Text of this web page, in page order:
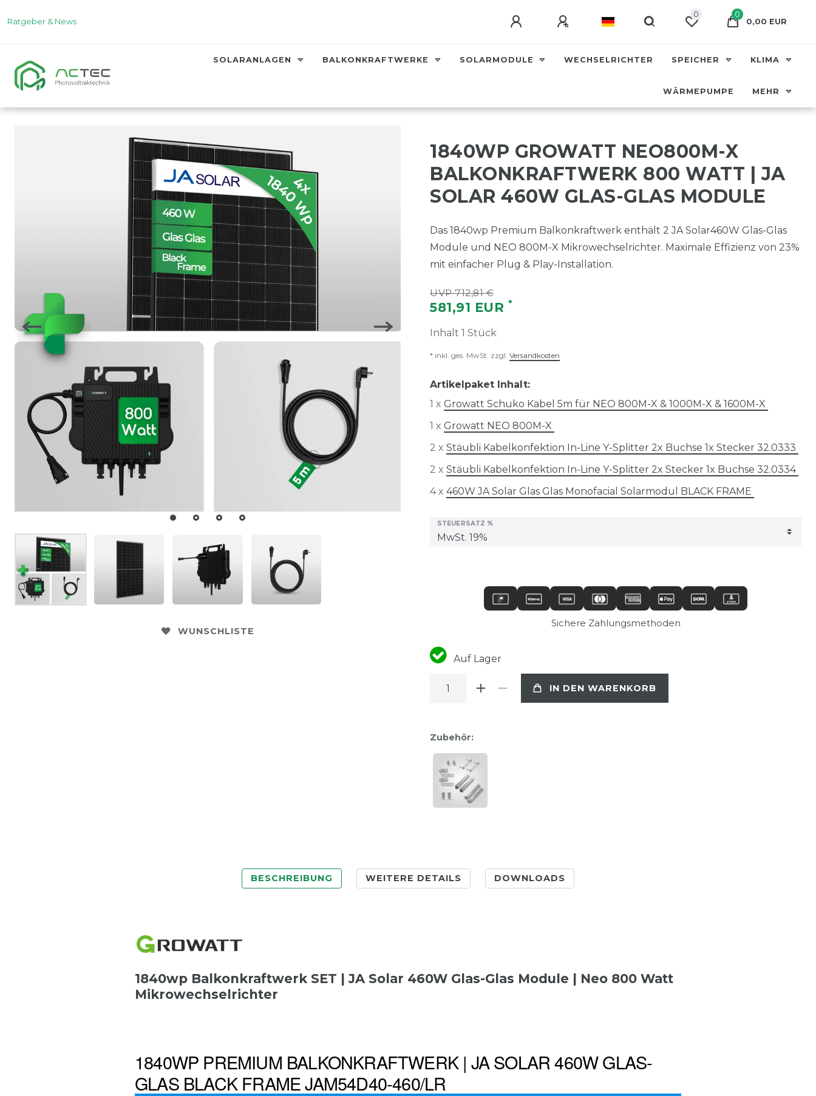
Ratgeber & News
0
0
0,00 EUR
SOLARANLAGEN BALKONKRAFTWERKE SOLARMODULE WECHSELRICHTER SPEICHER KLIMA
WÄRMEPUMPE MEHR
WUNSCHLISTE
1840WP GROWATT NEO800M-X
BALKONKRAFTWERK 800 WATT | JA
SOLAR 460W GLAS-GLAS MODULE
Das 1840wp Premium Balkonkraftwerk enthält 2 JA Solar460W Glas-Glas
Module und NEO 800M-X Mikrowechselrichter. Maximale Effizienz von 23%
mit einfacher Plug & Play-Installation.
UVP 712,81 €
581,91 EUR *
Inhalt 1 Stück
* inkl. ges. MwSt. zzgl. Versandkosten
Artikelpaket Inhalt:
1 x Growatt Schuko Kabel 5m für NEO 800M-X & 1000M-X & 1600M-X
1 x Growatt NEO 800M-X
2 x Stäubli Kabelkonfektion In-Line Y-Splitter 2x Buchse 1x Stecker 32.0333
2 x Stäubli Kabelkonfektion In-Line Y-Splitter 2x Stecker 1x Buchse 32.0334
4 x 460W JA Solar Glas Glas Monofacial Solarmodul BLACK FRAME
STEUERSATZ %
Sichere Zahlungsmethoden
Auf Lager
IN DEN WARENKORB
Zubehör:
BESCHREIBUNG WEITERE DETAILS DOWNLOADS
1840wp Balkonkraftwerk SET | JA Solar 460W Glas-Glas Module | Neo 800 Watt
Mikrowechselrichter
1840WP PREMIUM BALKONKRAFTWERK | JA SOLAR 460W GLAS-
GLAS BLACK FRAME JAM54D40-460/LR